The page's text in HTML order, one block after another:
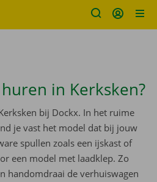
in Kerksken?
bij Dockx. In het ruime
je vast het model dat bij jouw
spullen zoals een ijskast of
een model met laadklep. Zo
handomdraai de verhuiswagen